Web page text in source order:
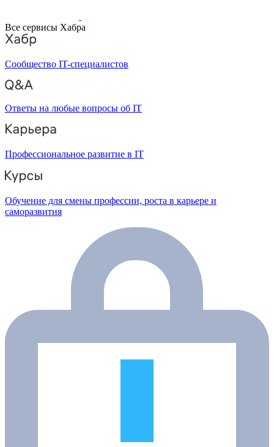
Все сервисы Хабра
Сообщество IT-специалистов
Ответы на любые вопросы об IT
Профессиональное развитие в IT
Обучение для смены профессии, роста в карьере и
саморазвития